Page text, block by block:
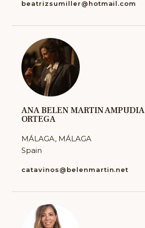
beatrizsumiller@hotmail.com
ANA BELEN MARTIN AMPUDIA
ORTEGA
MÁLAGA, MÁLAGA
Spain
catavinos@belenmartin.net